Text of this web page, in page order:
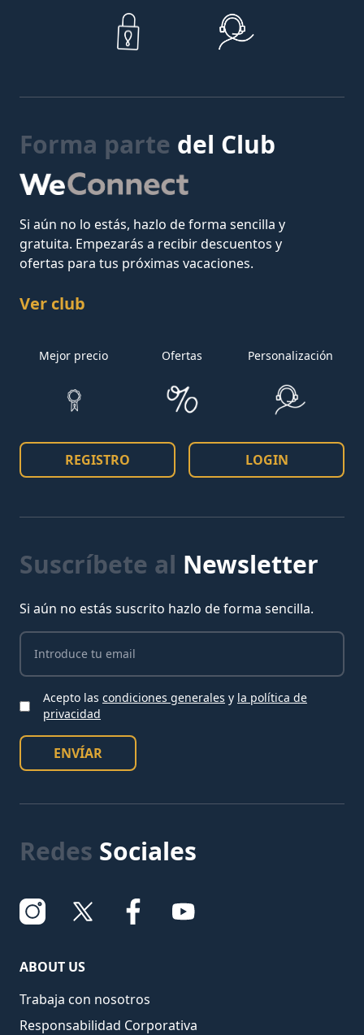
Forma parte del Club
Si aún no lo estás, hazlo de forma sencilla y
gratuita. Empezarás a recibir descuentos y
ofertas para tus próximas vacaciones.
Ver club
Mejor precio Ofertas Personalización
REGISTRO LOGIN
Suscríbete al Newsletter
Si aún no estás suscrito hazlo de forma sencilla.
Acepto las condiciones
Acepto las condiciones generales y la política de
privacidad
ENVÍAR
Redes Sociales
ABOUT US
Trabaja con nosotros
Responsabilidad Corporativa